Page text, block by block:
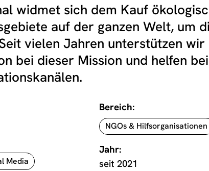
widmet sich dem Kauf
auf der ganzen Welt, um
vielen Jahren unterstützen wir
bei dieser Mission und helfen
Media
Bereich:
NGOs & Hilfsorganisationen
Jahr:
seit 2021